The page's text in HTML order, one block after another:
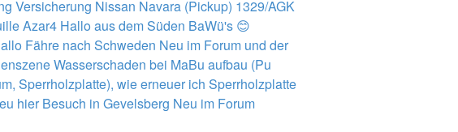
Versicherung Nissan Navara (Pickup) 1329/AGK
Azar4 Hallo aus dem Süden BaWü's 😊
Fähre nach Schweden Neu im Forum und der
Wasserschaden bei MaBu aufbau (Pu
Sperrholzplatte), wie erneuer ich Sperrholzplatte
hier Besuch in Gevelsberg Neu im Forum